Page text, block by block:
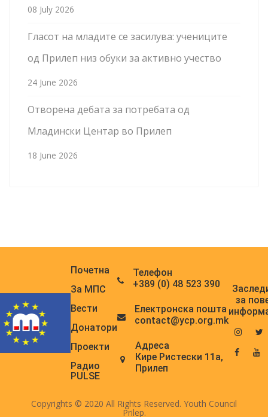
08 July 2026
Гласот на младите се засилува: учениците
од Прилеп низ обуки за активно учество
24 June 2026
Отворена дебата за потребата од
Младински Центар во Прилеп
18 June 2026
Почетна
За МПС
Вести
Донатори
Проекти
Радио
PULSE
Телефон
+389 (0) 48 523 390
Електронска поштa
contact@ycp.org.mk
Адреса
Кире Ристески 11а,
Прилеп
за
Copyrights © 2020 All Rights Reserved. Youth Council
Prilep.